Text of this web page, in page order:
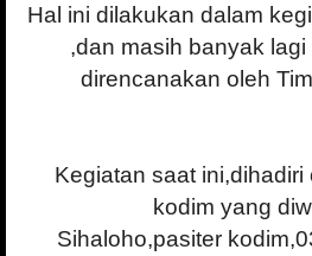
Hal ini dilakukan dalam
,dan masih banyak
direncanakan oleh
Kegiatan saat
kodim yang
Sihaloho,pasiter